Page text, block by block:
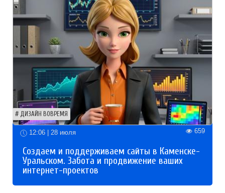
ДИЗАЙН ВОВРЕМЯ
12:06 | 28 июля 659
Создаем и поддерживаем сайты в Каменске-
Уральском. Забота и продвижение ваших
интернет-проектов